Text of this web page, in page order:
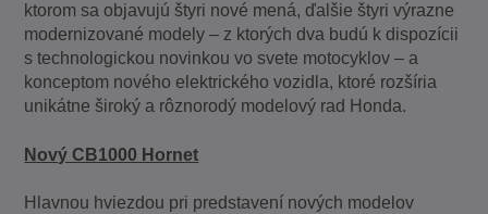
ktorom sa objavujú štyri nové mená, ďalšie štyri výrazne
modernizované modely – z ktorých dva budú k dispozícii
s technologickou novinkou vo svete motocyklov – a
konceptom nového elektrického vozidla, ktoré rozšíria
unikátne široký a rôznorodý modelový rad Honda.
Nový CB1000 Hornet
Hlavnou hviezdou pri predstavení nových modelov